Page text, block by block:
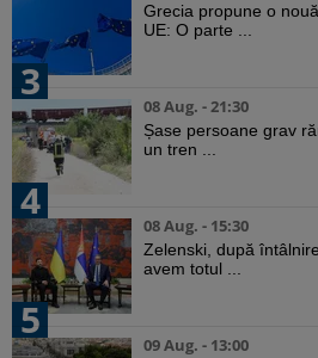
Grecia propune o
UE: O parte ...
3
08 Aug. - 21:30
Șase persoane grav
un tren ...
4
08 Aug. - 15:30
Zelenski, după
avem totul ...
5
09 Aug. - 13:00